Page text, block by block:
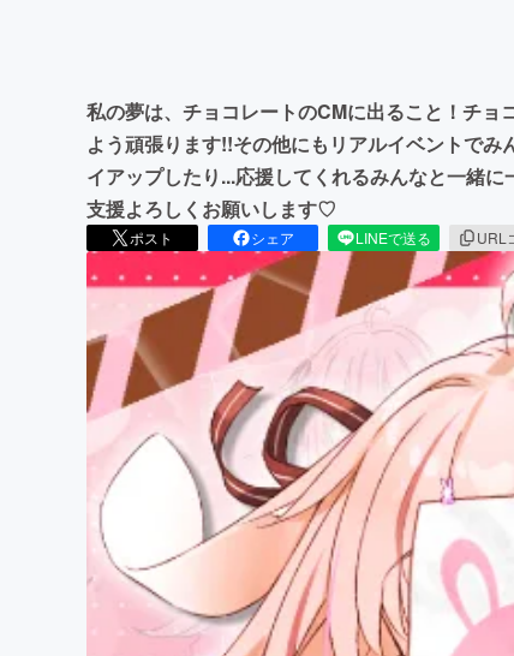
私の夢は、チョコレートのCMに出ること！チ
よう頑張ります!!その他にもリアルイベントで
イアップしたり...応援してくれるみんなと一緒
支援よろしくお願いします♡
ポスト シェア LINEで送る URL